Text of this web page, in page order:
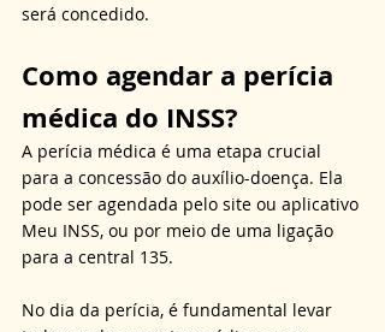
será concedido.
Como agendar a perícia
médica do INSS?
A perícia médica é uma etapa crucial
para a concessão do auxílio-doença. Ela
pode ser agendada pelo site ou aplicativo
Meu INSS, ou por meio de uma ligação
para a central 135.
No dia da perícia, é fundamental levar